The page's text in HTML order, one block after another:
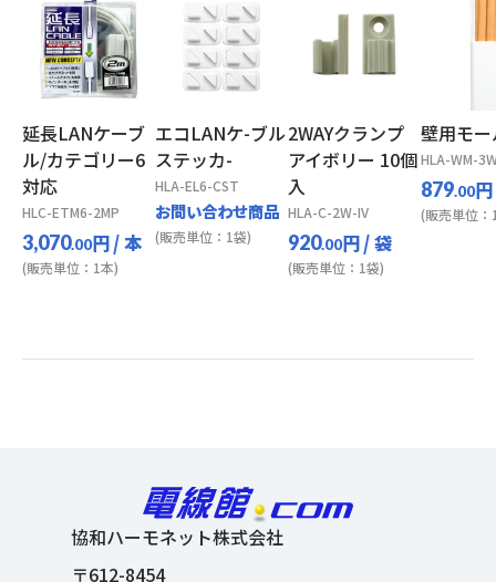
延長LANケーブ
ル/カテゴリー6
対応
HLC-ETM6-2MP
3,070.00円/ 本
(販売単位：1本)
エコLANケ-ブル
ステッカ-
HLA-EL6-CST
お問い合わせ商品
(販売単位：1袋)
2WAYクランプ
アイボリー 10個
入
HLA-C-2W-IV
920.00円/ 袋
(販売単位：1袋)
壁用モ
HLA-WM-
879.00円
(販売単位：
協和ハーモネット株式会社
〒612-8454